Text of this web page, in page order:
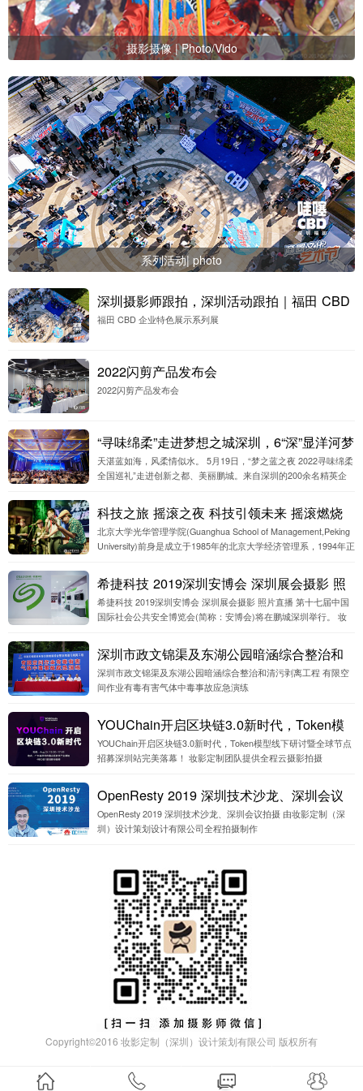
摄影摄像 | Photo/Vido
系列活动| photo
深圳摄影师跟拍，深圳活动跟拍｜福田 CBD
企业特色展示系列
福田 CBD 企业特色展示系列展
2022闪剪产品发布会
2022闪剪产品发布会
“寻味绵柔”走进梦想之城深圳，6“深”显洋河梦
想底色 深圳摄影公司
天湛蓝如海，风柔情似水。 5月19日，“梦之蓝之夜 2022寻味绵柔
全国巡礼”走进创新之都、美丽鹏城。来自深圳的200余名精英企
科技之旅 摇滚之夜 科技引领未来 摇滚燃烧
青春 北京大学光华管理学院EMBA150班 深
北京大学光华管理学院(Guanghua School of Management,Peking
University)前身是成立于1985年的北京大学经济管理系，1994年正
希捷科技 2019深圳安博会 深圳展会摄影 照
片直播
希捷科技 2019深圳安博会 深圳展会摄影 照片直播 第十七届中国
国际社会公共安全博览会(简称：安博会)将在鹏城深圳举行。 妆
奖典礼发布会拍
深圳市政文锦渠及东湖公园暗涵综合整治和
清污剥离工程,有限空间作业有毒有害气体中
深圳市政文锦渠及东湖公园暗涵综合整治和清污剥离工程 有限空
间作业有毒有害气体中毒事故应急演练
YOUChain开启区块链3.0新时代，Token模
型线下研讨暨全球节点招募深圳站完美落
YOUChain开启区块链3.0新时代，Token模型线下研讨暨全球节点
招募深圳站完美落幕！ 妆影定制团队提供全程云摄影拍摄
OpenResty 2019 深圳技术沙龙、深圳会议
拍摄
OpenResty 2019 深圳技术沙龙、深圳会议拍摄 由妆影定制（深
圳）设计策划设计有限公司全程拍摄制作
Copyright©2016 妆影定制（深圳）设计策划有限公司 版权所有